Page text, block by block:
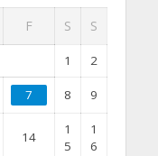
F S S
1 2
7 8 9
14
1
5
1
6